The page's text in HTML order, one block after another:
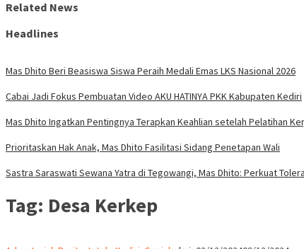
Related News
Headlines
Mas Dhito Beri Beasiswa Siswa Peraih Medali Emas LKS Nasional 2026
Cabai Jadi Fokus Pembuatan Video AKU HATINYA PKK Kabupaten Kediri
Mas Dhito Ingatkan Pentingnya Terapkan Keahlian setelah Pelatihan
Prioritaskan Hak Anak, Mas Dhito Fasilitasi Sidang Penetapan Wali
Sastra Saraswati Sewana Yatra di Tegowangi, Mas Dhito: Perkuat
Tag: Desa Kerkep